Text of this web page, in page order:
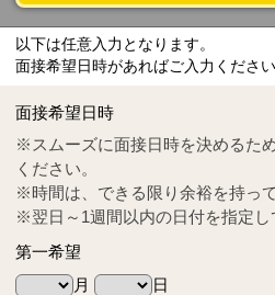
Tel
0570-55-0314
以下は任意入力となります。
面接希望日時があればご入力ください
面接希望日時
※スムーズに面接日時を決めるた
ください。
※時間は、できる限り余裕を持っ
※翌日～1週間以内の日付を指定し
第一希望
月
日